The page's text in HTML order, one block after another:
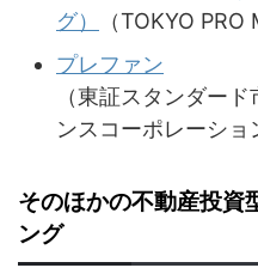
グ）
（TOKYO
プレファン
（東証スタンダー
ンスコーポレーショ
そのほかの不動産投資
ング